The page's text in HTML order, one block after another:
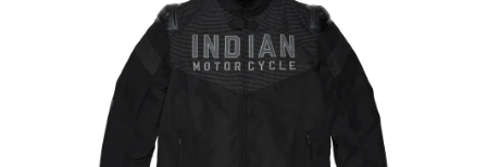
hviezdičiek.